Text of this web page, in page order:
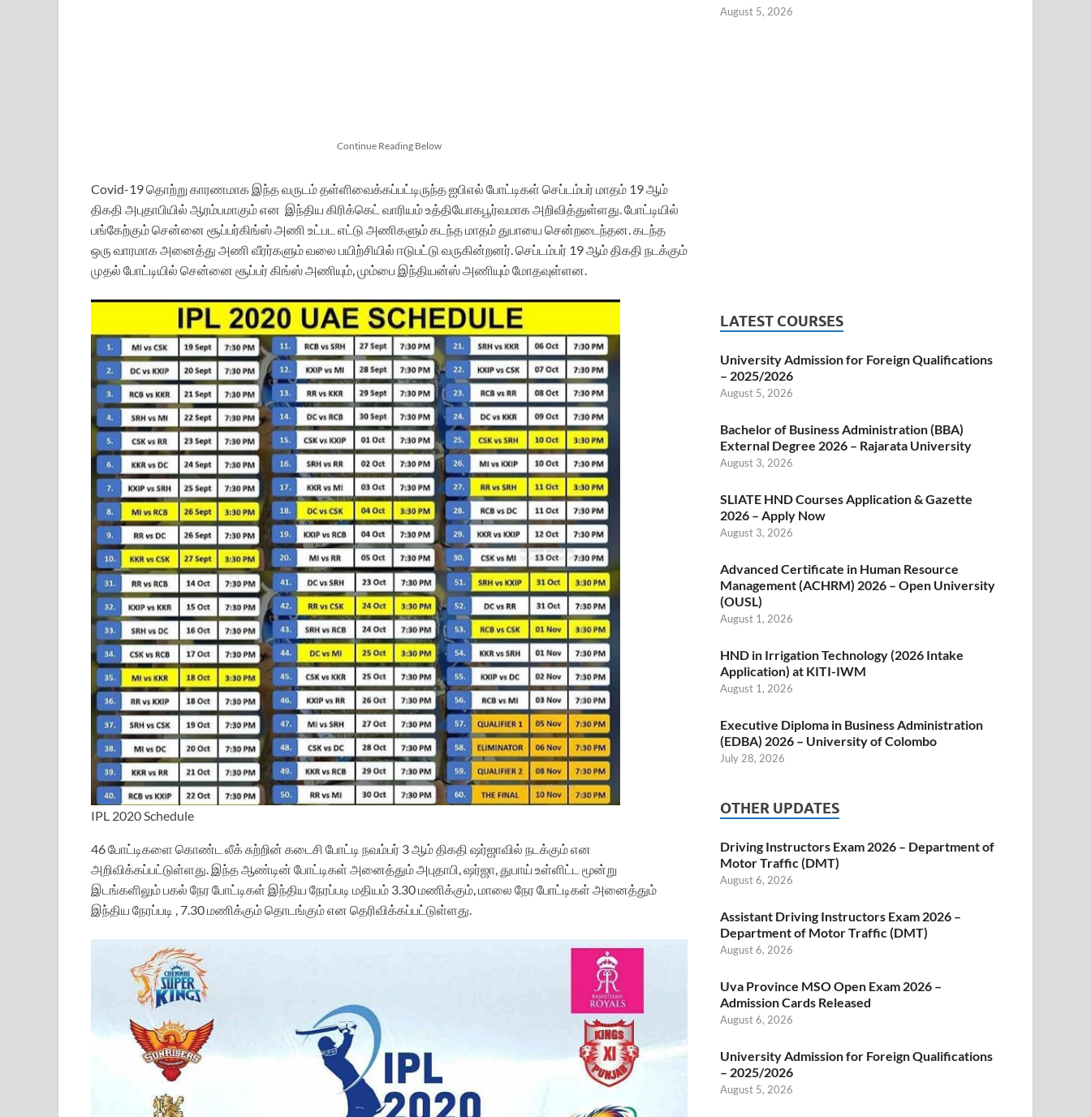
Continue Reading Below
Covid-19 தொற்று காரணமாக இந்த வருடம் தள்ளிவைக்கப்பட்டிருந்த ஐபிஎல் போட்டிகள் செப்டம்பர் மாதம் 19 ஆம்
திகதி அபுதாபியில் ஆரம்பமாகும் என இந்திய கிரிக்கெட் வாரியம் உத்தியோகபூர்வமாக அறிவித்துள்ளது. போட்டியில்
பங்கேற்கும் சென்னை சூப்பர்கிங்ஸ் அணி உட்பட எட்டு அணிகளும் கடந்த மாதம் துபாயை சென்றடைந்தன. கடந்த
ஒரு வாரமாக அனைத்து அணி வீரர்களும் வலை பயிற்சியில் ஈடுபட்டு வருகின்றனர். செப்டம்பர் 19 ஆம் திகதி நடக்கும்
முதல் போட்டியில் சென்னை சூப்பர் கிங்ஸ் அணியும், மும்பை இந்தியன்ஸ் அணியும் மோதவுள்ளன.
IPL 2020 Schedule
46 போட்டிகளை கொண்ட லீக் சுற்றின் கடைசி போட்டி நவம்பர் 3 ஆம் திகதி ஷர்ஜாவில் நடக்கும் என
அறிவிக்கப்பட்டுள்ளது. இந்த ஆண்டின் போட்டிகள் அனைத்தும் அபுதாபி, ஷர்ஜா, துபாய் உள்ளிட்ட மூன்று
இடங்களிலும் பகல் நேர போட்டிகள் இந்திய நேரப்படி மதியம் 3.30 மணிக்கும், மாலை நேர போட்டிகள் அனைத்தும்
இந்திய நேரப்படி , 7.30 மணிக்கும் தொடங்கும் என தெரிவிக்கப்பட்டுள்ளது.
August 5, 2026
LATEST COURSES
University Admission for Foreign Qualifications
– 2025/2026
August 5, 2026
Bachelor of Business Administration (BBA)
External Degree 2026 – Rajarata University
August 3, 2026
SLIATE HND Courses Application & Gazette
2026 – Apply Now
August 3, 2026
Advanced Certificate in Human Resource
Management (ACHRM) 2026 – Open University
(OUSL)
August 1, 2026
HND in Irrigation Technology (2026 Intake
Application) at KITI-IWM
August 1, 2026
Executive Diploma in Business Administration
(EDBA) 2026 – University of Colombo
July 28, 2026
OTHER UPDATES
Driving Instructors Exam 2026 – Department of
Motor Traffic (DMT)
August 6, 2026
Assistant Driving Instructors Exam 2026 –
Department of Motor Traffic (DMT)
August 6, 2026
Uva Province MSO Open Exam 2026 –
Admission Cards Released
August 6, 2026
University Admission for Foreign Qualifications
– 2025/2026
August 5, 2026